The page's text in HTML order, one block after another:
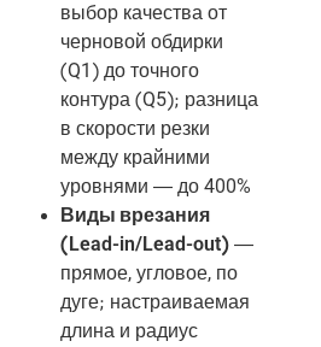
выбор качества от
черновой обдирки
(Q1) до точного
контура (Q5); разница
в скорости резки
между крайними
уровнями — до 400%
Виды врезания
(Lead-in/Lead-out) —
прямое, угловое, по
дуге; настраиваемая
длина и радиус